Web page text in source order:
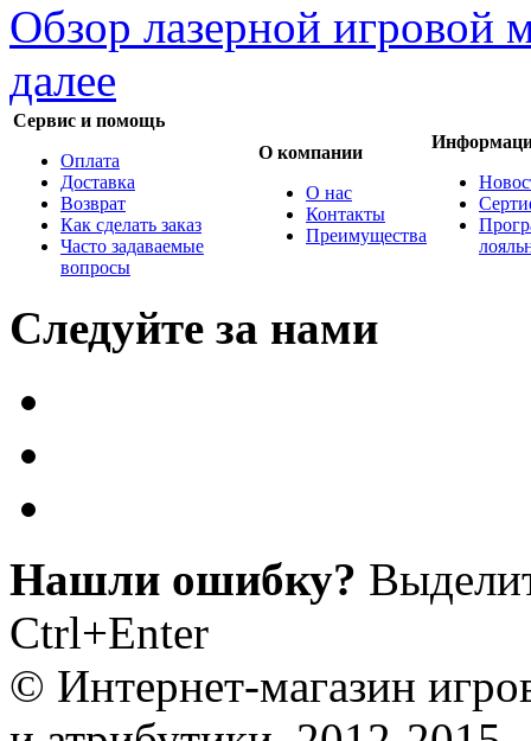
Обзор лазерной
далее
Сервис и помощь
Оплата
Доставка
Возврат
Как сделать заказ
Часто задаваемые
вопросы
О компании
О нас
Контакты
Преимущества
Следуйте за нами
Нашли ошибку?
Ctrl+Enter
© Интернет-магазин